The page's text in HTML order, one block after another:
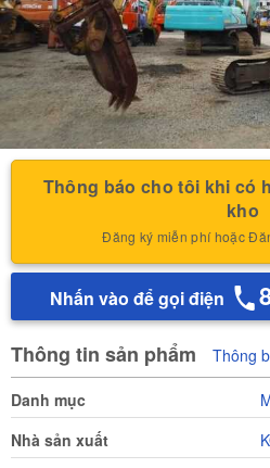
Thông báo cho tôi khi có
kho
Đăng ký miễn phí hoặc
Nhấn vào để gọi điện
Thông tin sản phẩm Thông
Danh mục
Nhà sản xuất